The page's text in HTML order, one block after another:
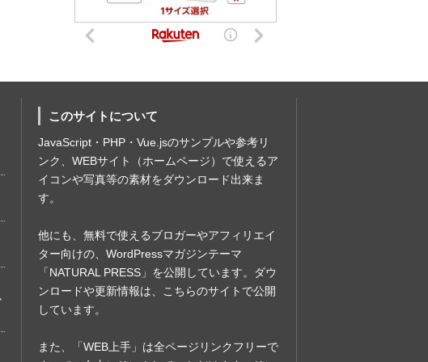
このサイトについて
JavaScript・PHP・Vue.jsのサンプルや参考リ
ンク、WEBサイト（ホームページ）で使えるア
イコンや写真等の素材をダウンロード出来ま
す。
他にも、無料で使えるブロガーやアフィリエイ
ター向けの、WordPressマガジンテーマ
「NATURAL PRESS」を公開しています。ダウ
ンロードや更新情報は、こちらのサイトで公開
しています。
また、「WEB上手」は全ページリンクフリーで